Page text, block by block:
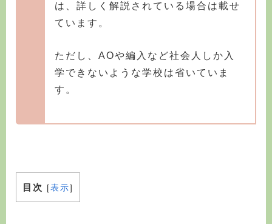
は、詳しく解説されている場合は載せ
ています。
ただし、AOや編入など社会人しか入
学できないような学校は省いていま
す。
目次 [表示]